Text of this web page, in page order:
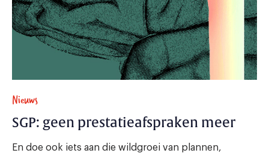
Nieuws
SGP: geen prestatieafspraken meer
En doe ook iets aan die wildgroei van plannen,